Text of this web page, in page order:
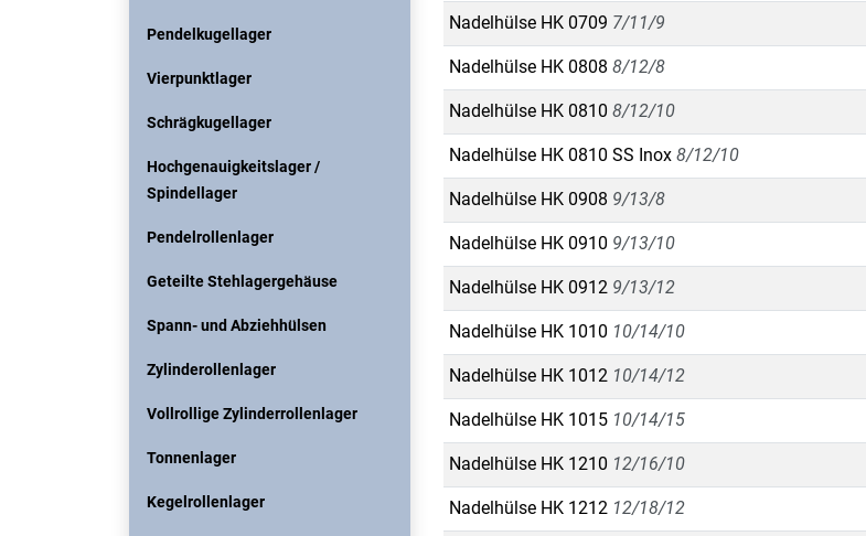
Pendelkugellager
Vierpunktlager
Schrägkugellager
Hochgenauigkeitslager /
Spindellager
Pendelrollenlager
Geteilte Stehlagergehäuse
Spann- und Abziehhülsen
Zylinderollenlager
Vollrollige Zylinderrollenlager
Tonnenlager
Kegelrollenlager
Nadelhülse HK 0709 7/11/9
Nadelhülse HK 0808 8/12/8
Nadelhülse HK 0810 8/12/10
Nadelhülse HK 0810 SS Inox 8/12/10
Nadelhülse HK 0908 9/13/8
Nadelhülse HK 0910 9/13/10
Nadelhülse HK 0912 9/13/12
Nadelhülse HK 1010 10/14/10
Nadelhülse HK 1012 10/14/12
Nadelhülse HK 1015 10/14/15
Nadelhülse HK 1210 12/16/10
Nadelhülse HK 1212 12/18/12